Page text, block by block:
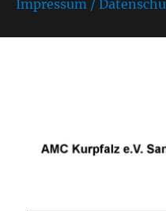
Impressum /
AMC